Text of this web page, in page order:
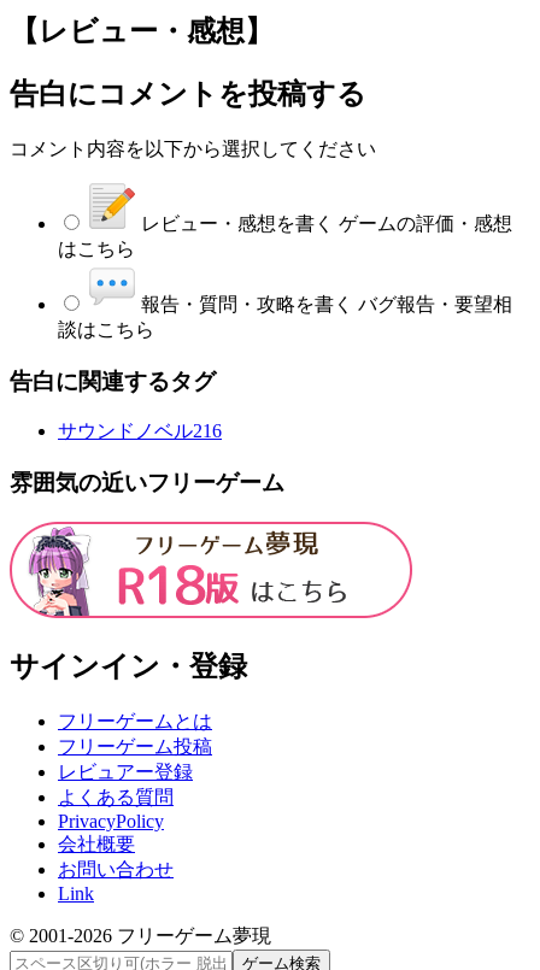
【レビュー・感想】
告白にコメントを投稿する
コメント内容を以下から選択してください
レビュー・感想を書く ゲームの評価・感想
はこちら
報告・質問・攻略を書く バグ報告・要望相
談はこちら
告白に関連するタグ
サウンドノベル216
雰囲気の近いフリーゲーム
サインイン・登録
フリーゲームとは
フリーゲーム投稿
レビュアー登録
よくある質問
PrivacyPolicy
会社概要
お問い合わせ
Link
© 2001-2026 フリーゲーム夢現